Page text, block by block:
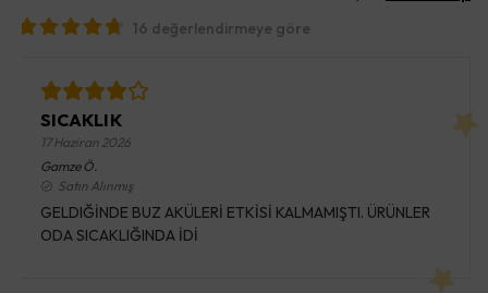
16 değerlendirmeye göre
SICAKLIK
17 Haziran 2026
Gamze Ö.
Satın Alınmış
GELDIĞİNDE BUZ AKÜLERİ ETKİSİ KALMAMIŞTI. ÜRÜNLER
ODA SICAKLIĞINDA İDİ